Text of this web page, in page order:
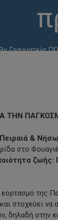
Γραμματεία
ΤΗΝ
&
στο
ζωής:
της
στοχεύει να
δηλαδή στην